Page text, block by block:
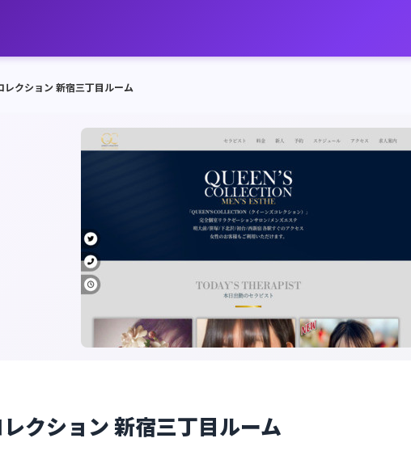
レクション 新宿三丁目ルーム
クション 新宿三丁目ルーム